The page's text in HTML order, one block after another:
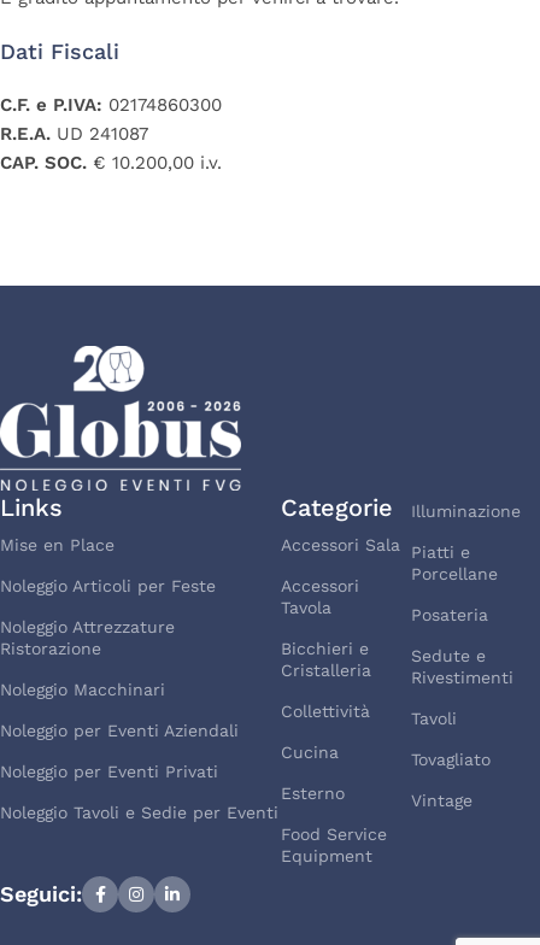
Dati Fiscali
C.F. e P.IVA: 02174860300
R.E.A. UD 241087
CAP. SOC. € 10.200,00 i.v.
Links
Mise en Place
Noleggio Articoli per Feste
Noleggio Attrezzature
Ristorazione
Noleggio Macchinari
Noleggio per Eventi Aziendali
Noleggio per Eventi Privati
Noleggio Tavoli e Sedie per Eventi
Categorie
Accessori Sala
Accessori
Tavola
Bicchieri e
Cristalleria
Collettività
Cucina
Esterno
Food Service
Equipment
Illuminazione
Piatti e
Porcellane
Posateria
Sedute e
Rivestimenti
Tavoli
Tovagliato
Vintage
Seguici: